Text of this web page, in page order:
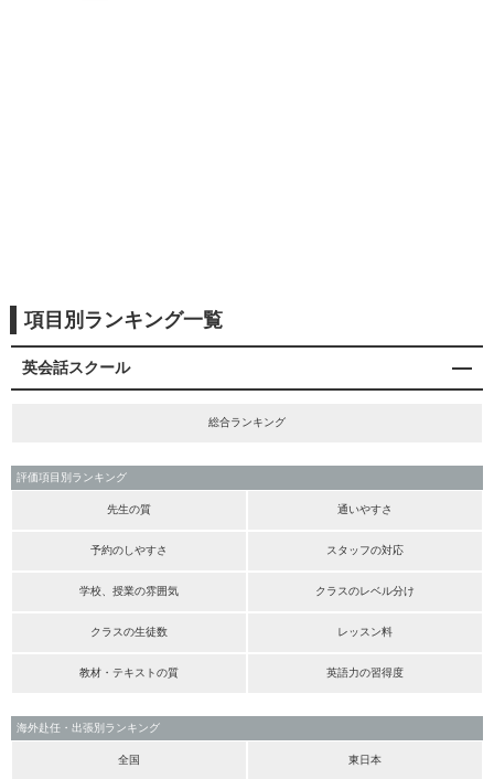
項目別ランキング一覧
英会話スクール
総合ランキング
評価項目別ランキング
先生の質 通いやすさ
予約のしやすさ スタッフの対応
学校、授業の雰囲気 クラスのレベル分け
クラスの生徒数 レッスン料
教材・テキストの質 英語力の習得度
海外赴任・出張別ランキング
全国 東日本